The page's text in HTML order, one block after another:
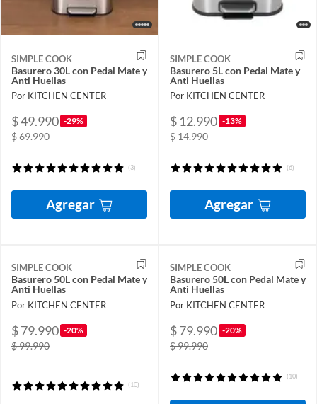
SIMPLE COOK
Basurero 30L con Pedal Mate y
Anti Huellas
Por KITCHEN CENTER
$ 49.990 -29%
$ 69.990
(3)
Agregar
SIMPLE COOK
Basurero 5L con Pedal Mate y
Anti Huellas
Por KITCHEN CENTER
$ 12.990 -13%
$ 14.990
(6)
Agregar
SIMPLE COOK
Basurero 50L con Pedal Mate y
Anti Huellas
Por KITCHEN CENTER
$ 79.990 -20%
$ 99.990
(10)
SIMPLE COOK
Basurero 50L con Pedal Mate y
Anti Huellas
Por KITCHEN CENTER
$ 79.990 -20%
$ 99.990
(10)